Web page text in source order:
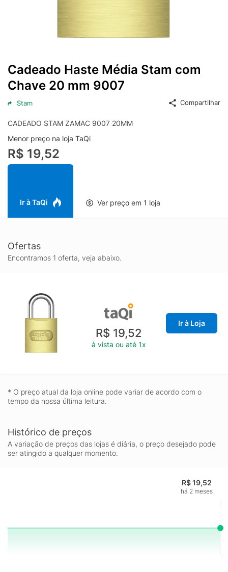
Cadeado Haste Média Stam com
Chave 20 mm 9007
Stam Compartilhar
CADEADO STAM ZAMAC 9007 20MM
Menor preço na loja TaQi
R$ 19,52
Ir à TaQi Ver preço em 1 loja
Ofertas
Encontramos 1 oferta, veja abaixo.
R$ 19,52
à vista ou até 1x
Ir à Loja
* O preço atual da loja online pode variar de acordo com o
tempo da nossa última leitura.
Histórico de preços
A variação de preços das lojas é diária, o preço desejado pode
ser atingido a qualquer momento.
R$ 19,52
há 2 meses